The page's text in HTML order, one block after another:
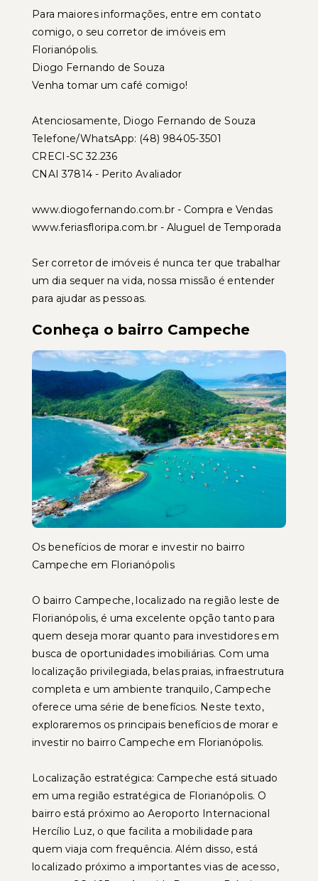
Para maiores informações, entre em contato
comigo, o seu corretor de imóveis em
Florianópolis.
Diogo Fernando de Souza
Venha tomar um café comigo!
Atenciosamente, Diogo Fernando de Souza
Telefone/WhatsApp: (48) 98405-3501
CRECI-SC 32.236
CNAI 37814 - Perito Avaliador
www.diogofernando.com.br - Compra e Vendas
www.feriasfloripa.com.br - Aluguel de Temporada
Ser corretor de imóveis é nunca ter que trabalhar
um dia sequer na vida, nossa missão é entender
para ajudar as pessoas.
Conheça o bairro Campeche
Os benefícios de morar e investir no bairro
Campeche em Florianópolis
O bairro Campeche, localizado na região leste de
Florianópolis, é uma excelente opção tanto para
quem deseja morar quanto para investidores em
busca de oportunidades imobiliárias. Com uma
localização privilegiada, belas praias, infraestrutura
completa e um ambiente tranquilo, Campeche
oferece uma série de benefícios. Neste texto,
exploraremos os principais benefícios de morar e
investir no bairro Campeche em Florianópolis.
Localização estratégica: Campeche está situado
em uma região estratégica de Florianópolis. O
bairro está próximo ao Aeroporto Internacional
Hercílio Luz, o que facilita a mobilidade para
quem viaja com frequência. Além disso, está
localizado próximo a importantes vias de acesso,